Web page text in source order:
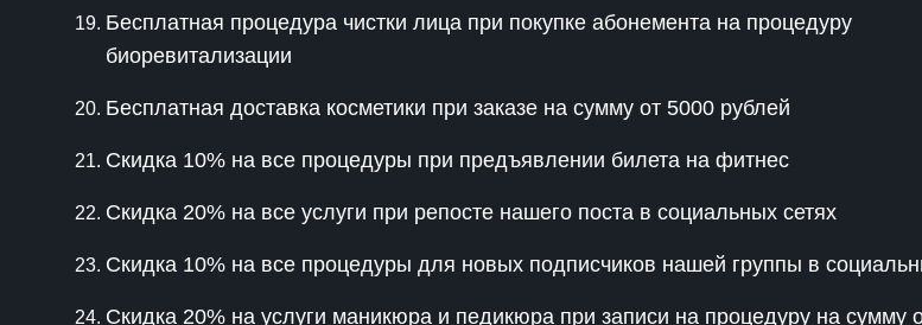
Бесплатная процедура чистки лица при покупке абонемента на процедуру
биоревитализации
Бесплатная доставка косметики при заказе на сумму от 5000 рублей
Скидка 10% на все процедуры при предъявлении билета на фитнес
Скидка 20% на все услуги при репосте нашего поста в социальных сетях
Скидка 10% на все процедуры для новых подписчиков нашей группы в
Скидка 20% на услуги маникюра и педикюра при записи на процедуру на сумму